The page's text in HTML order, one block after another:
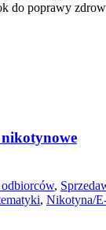
do poprawy
odbiorców,
, Nikotyna/